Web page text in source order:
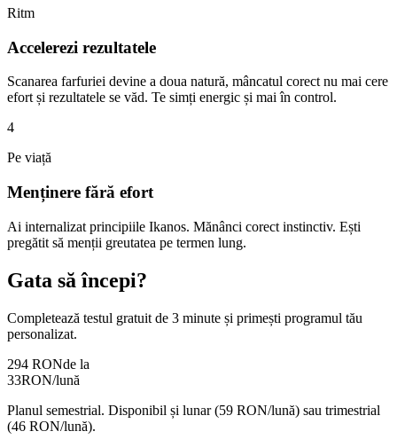
Ritm
Accelerezi rezultatele
Scanarea farfuriei devine a doua natură, mâncatul corect nu mai cere
efort și rezultatele se văd. Te simți energic și mai în control.
4
Pe viață
Menținere fără efort
Ai internalizat principiile Ikanos. Mănânci corect instinctiv. Ești
pregătit să menții greutatea pe termen lung.
Gata să începi?
Completează testul gratuit de 3 minute și primești programul tău
personalizat.
294 RONde la
33RON/lună
Planul semestrial. Disponibil și lunar (59 RON/lună) sau trimestrial
(46 RON/lună).